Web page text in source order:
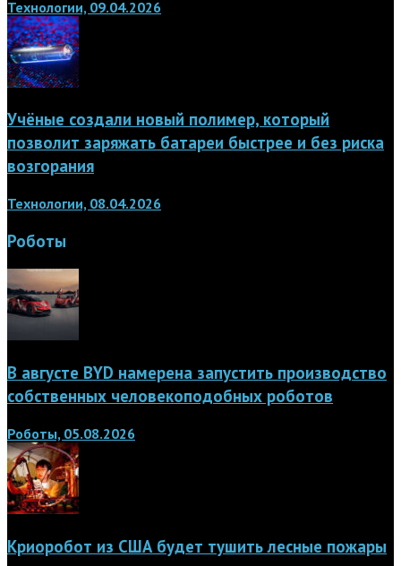
Технологии, 09.04.2026
Учёные создали новый полимер, который
позволит заряжать батареи быстрее и без риска
возгорания
Технологии, 08.04.2026
Роботы
В августе BYD намерена запустить производство
собственных человекоподобных роботов
Роботы, 05.08.2026
Криоробот из США будет тушить лесные пожары